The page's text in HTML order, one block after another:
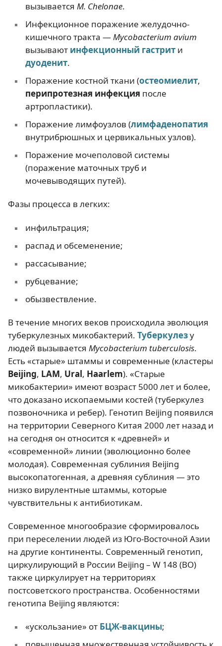
вызывается M. Chelonae.
Инфекционное поражение желудочно-
кишечного тракта —Mycobacterium avium
вызывают инфекционный гастрити
дуоденит.
Поражение костной ткани (остеомиелит,
перипротезная инфекция после
артропластики).
Поражение лимфоузлов (лимфаденопатия
внутрибрюшных и цервикальных узлов).
Поражение мочеполовой системы
(поражение маточных труб и
мочевыводящих путей).
Фазы процесса в легких:
инфильтрация;
распад и обсеменение;
рассасывание;
рубцевание;
обызвествление.
В течение многих веков происходила эволюция
туберкулезных микобактерий. Туберкулезу
людей вызывается Mycobacterium tuberculosis.
Есть «старые» штаммы и современные (кластеры
Beijing, LAM, Ural, Haarlem). «Старые
микобактерии» имеют возраст 5000 лет и более,
что доказано ископаемыми костей (туберкулез
позвоночника и ребер). Генотип Beijing появился
на территории Северного Китая 2000 лет назад и
на сегодня он относится к «древней» и
«современной» линии (эволюционно более
молодая). Современная сублиния Beijing
высокопатогенная, а древняя сублиния — это
низко вирулентные штаммы, которые
чувствительны к антибиотикам.
Современное многообразие сформировалось
при переселении людей из Юго-Восточной Азии
на другие континенты. Современный генотип,
циркулирующий в России Beijing – W 148 (BО)
также циркулирует на территориях
постсоветского пространства. Особенностями
генотипа Beijing являются:
«ускользание» от БЦЖ-вакцины;